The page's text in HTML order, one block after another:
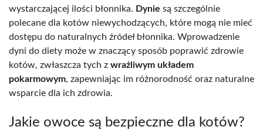
wystarczającej ilości błonnika. Dynie są szczególnie
polecane dla kotów niewychodzących, które mogą nie mieć
dostępu do naturalnych źródeł błonnika. Wprowadzenie
dyni do diety może w znaczący sposób poprawić zdrowie
kotów, zwłaszcza tych z wrażliwym układem
pokarmowym, zapewniając im różnorodność oraz naturalne
wsparcie dla ich zdrowia.
Jakie owoce są bezpieczne dla kotów?